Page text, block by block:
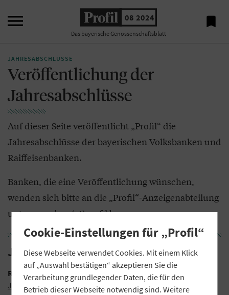
 08 2024
Das bayerische Genossenschaftsblatt

JAHRESABSCHLÜSSE
Veröffentlichung der
Jahresabschlüsse
Auf dieser Seite veröffentlicht „Profil“ die
Jahresabschlüsse der bayerischen Volksbanken und
Raiffeisenbanken.
Banken, die eine Veröffentlichung wünschen,
wenden sich bitte an die „Profil“-Anzeigenabteilung
unter:anzeigen(at)profil.bayern
Jahresabschlüsse August-Ausgabe
Raiffeisenbank Küps-Mitwitz-Stockheim eG
Jahresabschluss (PDF)
Cookie-Einstellungen für „Profil“
Diese Webseite verwendet Cookies. Mit einem Klick
auf „Auswahl bestätigen“ akzeptieren Sie die
Verarbeitung grundlegender Daten, die für den
Betrieb dieser Webseite notwendig sind. Weitere